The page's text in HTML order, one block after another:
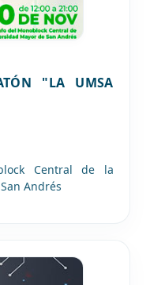
"LA UMSA
Central de la
Andrés